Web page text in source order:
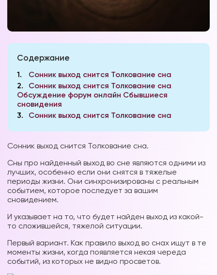
Содержание
1
Сонник выход снится Толкование сна
2
Сонник выход снится Толкование сна
Обсуждение форум онлайн Сбывшиеся
сновидения
3
Сонник выход снится Толкование сна
Сонник выход снится Толкование сна.
Сны про найденный выход во сне являются одними из
лучших, особенно если они снятся в тяжелые
периоды жизни. Они синхронизированы с реальным
событием, которое последует за вашим
сновидением.
И указывает на то, что будет найден выход из какой-
то сложившейся, тяжелой ситуации.
Первый вариант. Как правило выход во снах ищут в те
моменты жизни, когда появляется некая череда
событий, из которых не видно просветов.